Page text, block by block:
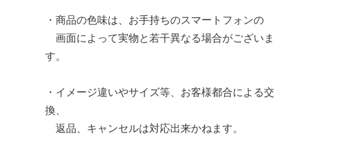
・商品の色味は、お手持ちのスマートフォンの
画面によって実物と若干異なる場合がございま
す。
・イメージ違いやサイズ等、お客様都合による交
換、
返品、キャンセルは対応出来かねます。